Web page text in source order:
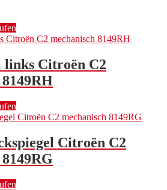
links Citroën C2
Citroën C2